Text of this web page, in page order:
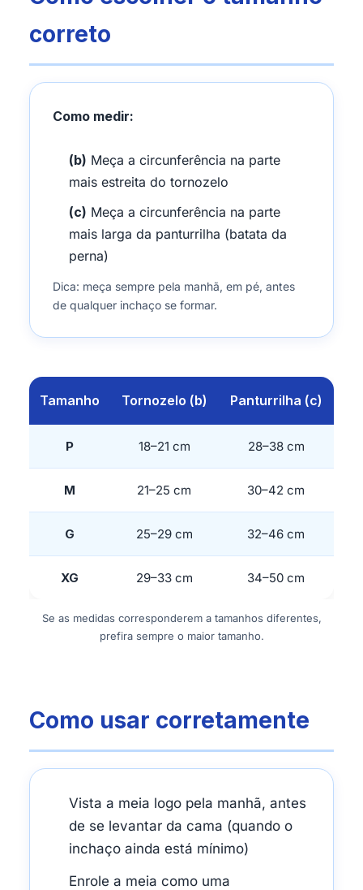
correto
Como medir:
(b) Meça a circunferência na parte
mais estreita do tornozelo
(c) Meça a circunferência na parte
mais larga da panturrilha (batata da
perna)
Dica: meça sempre pela manhã, em pé, antes
de qualquer inchaço se formar.
Tamanho Tornozelo (b) Panturrilha (c)
P 18–21 cm 28–38 cm
M 21–25 cm 30–42 cm
G 25–29 cm 32–46 cm
XG 29–33 cm 34–50 cm
Se as medidas corresponderem a tamanhos diferentes,
prefira sempre o maior tamanho.
Como usar corretamente
Vista a meia logo pela manhã, antes
de se levantar da cama (quando o
inchaço ainda está mínimo)
Enrole a meia como uma